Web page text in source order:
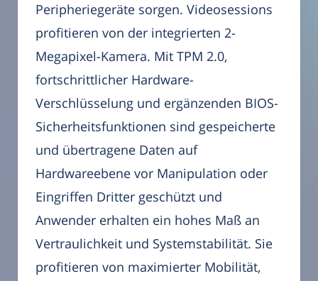
Peripheriegeräte sorgen. Videosessions
profitieren von der integrierten 2-
Megapixel-Kamera. Mit TPM 2.0,
fortschrittlicher Hardware-
Verschlüsselung und ergänzenden BIOS-
Sicherheitsfunktionen sind gespeicherte
und übertragene Daten auf
Hardwareebene vor Manipulation oder
Eingriffen Dritter geschützt und
Anwender erhalten ein hohes Maß an
Vertraulichkeit und Systemstabilität. Sie
profitieren von maximierter Mobilität,